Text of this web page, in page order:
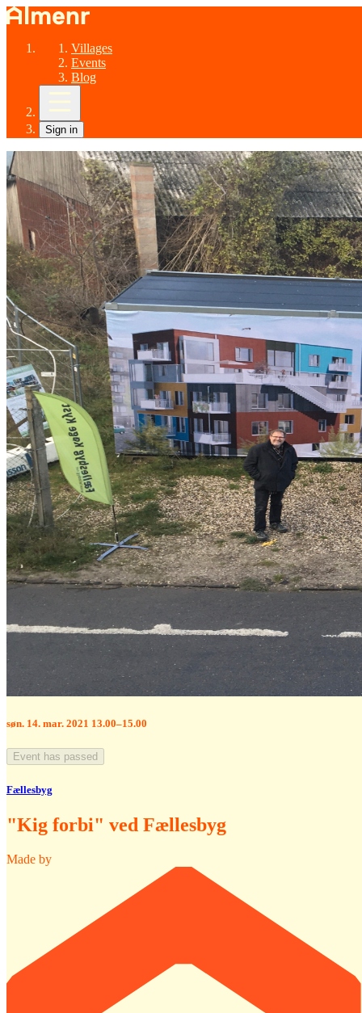
Villages
Events
Blog
Sign in
søn. 14. mar. 2021 13.00–15.00
Event has passed
Fællesbyg
"Kig forbi" ved Fællesbyg
Made by